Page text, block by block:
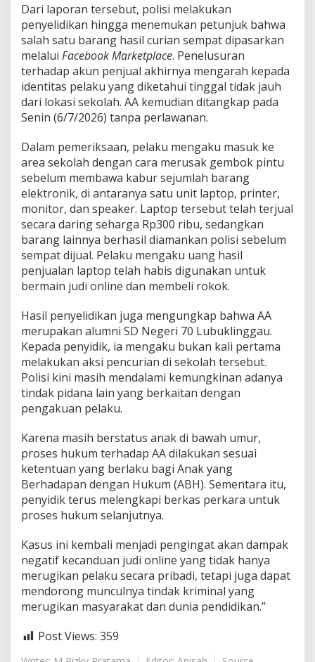
a
n
D
i
p
a
k
u
t
u
k
J
u
d
i
O
n
l
i
n
Dari laporan tersebut, polisi melakukan
penyelidikan hingga menemukan petunjuk bahwa
salah satu barang hasil curian sempat dipasarkan
melalui Facebook Marketplace. Penelusuran
terhadap akun penjual akhirnya mengarah kepada
identitas pelaku yang diketahui tinggal tidak jauh
dari lokasi sekolah. AA kemudian ditangkap pada
Senin (6/7/2026) tanpa perlawanan.
Dalam pemeriksaan, pelaku mengaku masuk ke
area sekolah dengan cara merusak gembok pintu
sebelum membawa kabur sejumlah barang
elektronik, di antaranya satu unit laptop, printer,
monitor, dan speaker. Laptop tersebut telah terjual
secara daring seharga Rp300 ribu, sedangkan
barang lainnya berhasil diamankan polisi sebelum
sempat dijual. Pelaku mengaku uang hasil
penjualan laptop telah habis digunakan untuk
bermain judi online dan membeli rokok.
Hasil penyelidikan juga mengungkap bahwa AA
merupakan alumni SD Negeri 70 Lubuklinggau.
Kepada penyidik, ia mengaku bukan kali pertama
melakukan aksi pencurian di sekolah tersebut.
Polisi kini masih mendalami kemungkinan adanya
tindak pidana lain yang berkaitan dengan
pengakuan pelaku.
Karena masih berstatus anak di bawah umur,
proses hukum terhadap AA dilakukan sesuai
ketentuan yang berlaku bagi Anak yang
Berhadapan dengan Hukum (ABH). Sementara itu,
penyidik terus melengkapi berkas perkara untuk
proses hukum selanjutnya.
Kasus ini kembali menjadi pengingat akan dampak
negatif kecanduan judi online yang tidak hanya
merugikan pelaku secara pribadi, tetapi juga dapat
mendorong munculnya tindak kriminal yang
merugikan masyarakat dan dunia pendidikan.”
Post Views: 359